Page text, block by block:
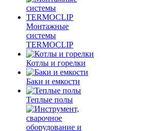
Монтажные
системы
TERMOCLIP
Котлы и горелки
Баки и емкости
Теплые полы